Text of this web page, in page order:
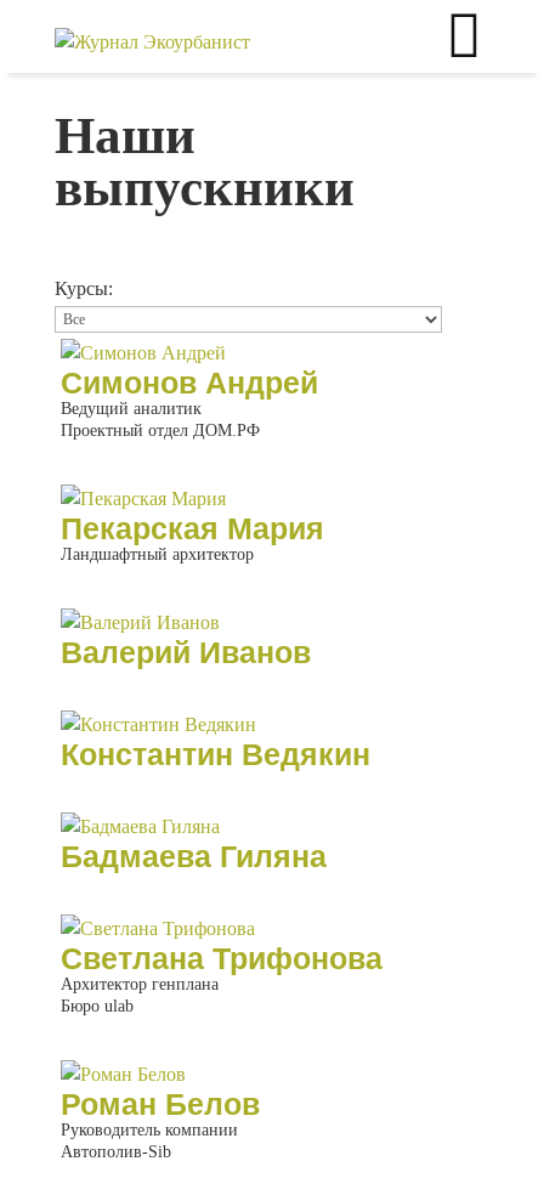
Наши
выпускники
Курсы:
Симонов Андрей
Ведущий аналитик
Проектный отдел ДОМ.РФ
Пекарская Мария
Ландшафтный архитектор
Валерий Иванов
Константин Ведякин
Бадмаева Гиляна
Светлана Трифонова
Архитектор генплана
Бюро ulab
Роман Белов
Руководитель компании
Автополив-Sib